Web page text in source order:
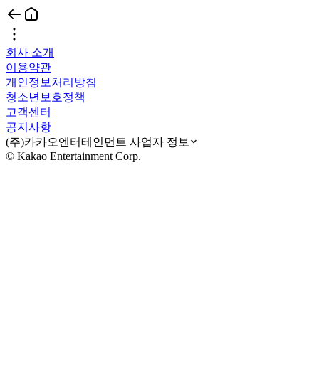
회사 소개
이용약관
개인정보처리방침
청소년보호정책
고객센터
공지사항
(주)카카오엔터테인먼트 사업자 정보
© Kakao Entertainment Corp.